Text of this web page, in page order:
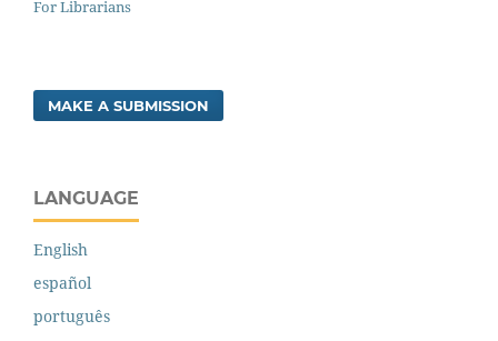
For Librarians
MAKE A SUBMISSION
LANGUAGE
English
español
português